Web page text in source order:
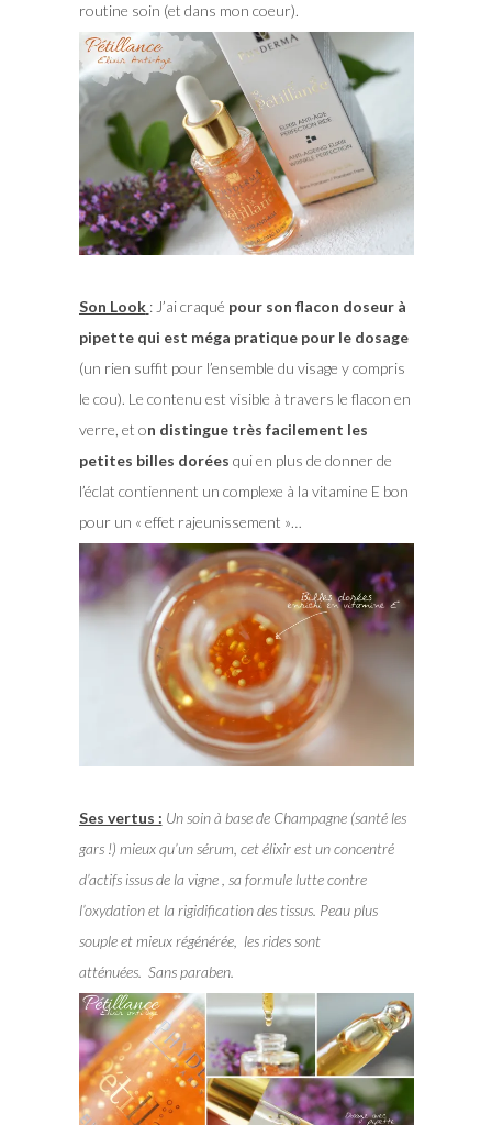
routine soin (et dans mon coeur).
Son Look : J’ai craqué pour son flacon doseur à
pipette qui est méga pratique pour le dosage
(un rien suffit pour l’ensemble du visage y compris
le cou). Le contenu est visible à travers le flacon en
verre, et on distingue très facilement les
petites billes dorées qui en plus de donner de
l’éclat contiennent un complexe à la vitamine E bon
pour un « effet rajeunissement »…
Ses vertus : Un soin à base de Champagne (santé les
gars !) mieux qu’un sérum, cet élixir est un concentré
d’actifs issus de la vigne , sa formule lutte contre
l’oxydation et la rigidification des tissus. Peau plus
souple et mieux régénérée, les rides sont
atténuées. Sans paraben.